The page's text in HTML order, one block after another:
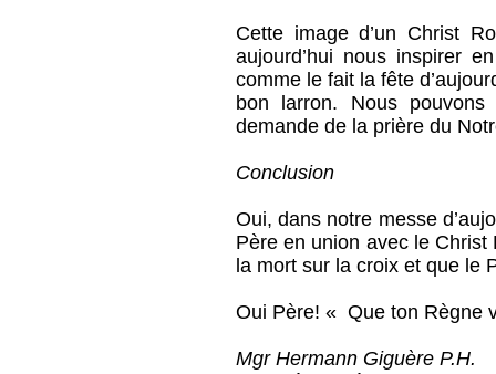
Cette image d’un Christ
aujourd’hui nous inspirer
comme le fait la fête
bon larron. Nous
demande de la prière du
Conclusion
Oui, dans notre messe
Père en union avec le
la mort sur la croix et que le
Oui Père! « Que ton Règne
Mgr Hermann Giguère P.H.